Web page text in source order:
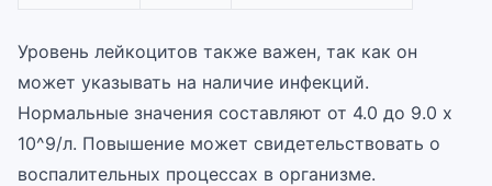
Уровень лейкоцитов также важен, так как он
может указывать на наличие инфекций.
Нормальные значения составляют от 4.0 до 9.0 x
10^9/л. Повышение может свидетельствовать о
воспалительных процессах в организме.